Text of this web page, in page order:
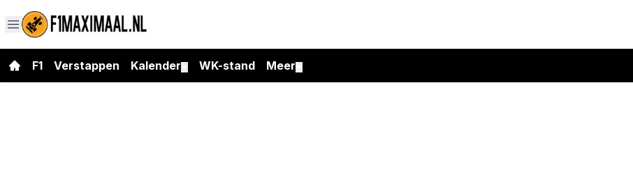
F1 Verstappen Kalender WK-stand Meer